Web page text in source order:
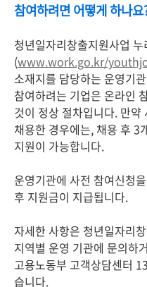
참여하려면 어떻게 하나요
청년일자리창출지원사업 누
(www.work.go.kr/
소재지를 담당하는 운영기
참여하려는 기업은 온라인
것이 정상 절차입니다. 만약
채용한 경우에는, 채용 후 3
지원이 가능합니다.
운영기관에 사전 참여신청
후 지원금이 지급됩니다.
자세한 사항은 청년일자리
지역별 운영 기관에 문의하
고용노동부 고객상담센터
습니다.